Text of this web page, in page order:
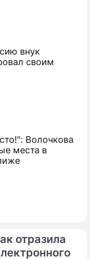
внук
своим
Волочкова
места в
отразила